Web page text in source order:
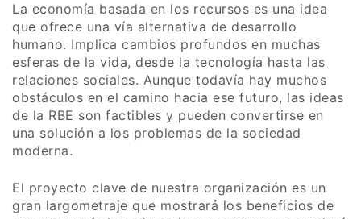
La economía basada en los recursos es una idea
que ofrece una vía alternativa de desarrollo
humano. Implica cambios profundos en muchas
esferas de la vida, desde la tecnología hasta las
relaciones sociales. Aunque todavía hay muchos
obstáculos en el camino hacia ese futuro, las ideas
de la RBE son factibles y pueden convertirse en
una solución a los problemas de la sociedad
moderna.
El proyecto clave de nuestra organización es un
gran largometraje que mostrará los beneficios de